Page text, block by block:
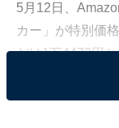
5月12日、
カー」が特別価
だけ1万4473円
そのほかにも注